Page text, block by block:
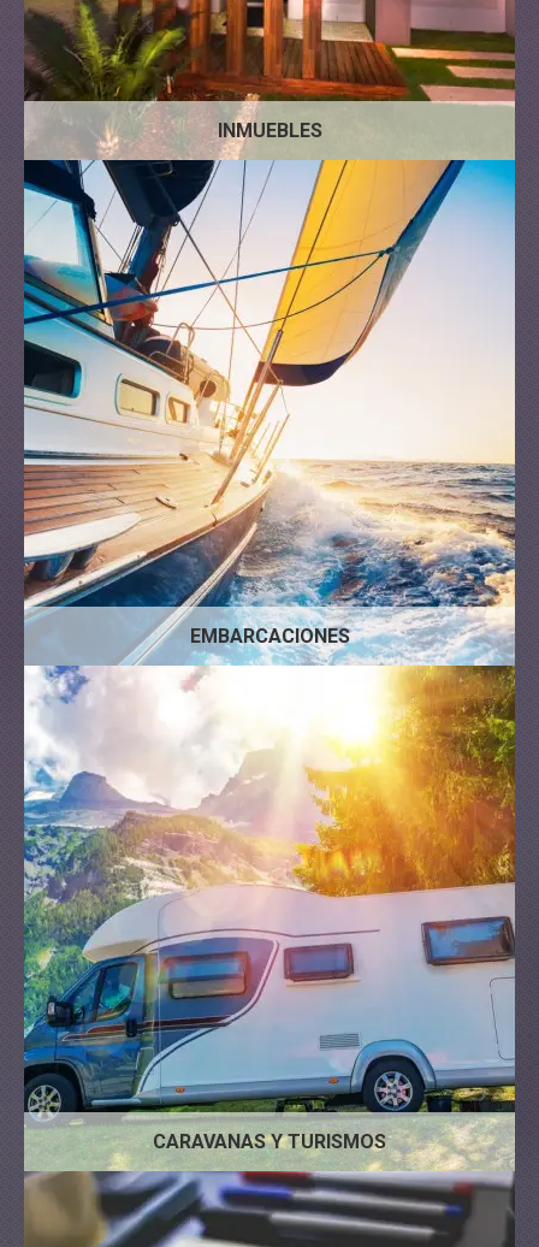
INMUEBLES
Motor Vela
EMBARCACIONES
Trailer
CARAVANAS Y TURISMOS
Administrativo Arquitecto
Banco
Administración
IT Business Coach